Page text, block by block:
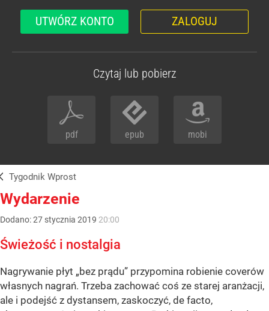
UTWÓRZ KONTO ZALOGUJ
Czytaj lub pobierz
pdf epub mobi
Tygodnik Wprost
Wydarzenie
Dodano:27 stycznia 2019 20:00
Świeżość i nostalgia
Nagrywanie płyt „bez prądu” przypomina robienie coverów
własnych nagrań. Trzeba zachować coś ze starej aranżacji,
ale i podejść z dystansem, zaskoczyć, de facto,